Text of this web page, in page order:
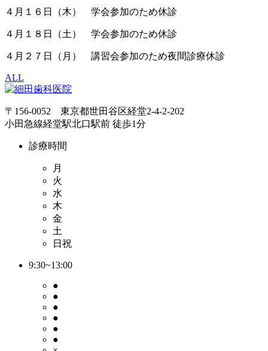
４月１６日（木） 学会参加のため休診
４月１８日（土） 学会参加のため休診
４月２７日（月） 講習会参加のため夜間診療休診
ALL
〒156-0052 東京都世田谷区経堂2-4-2-202
小田急線経堂駅北口駅前 徒歩1分
診療時間
月
火
水
木
金
土
日祝
9:30~13:00
●
●
●
●
●
●